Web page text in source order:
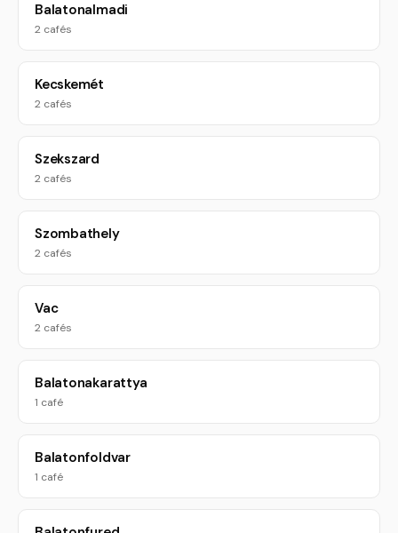
Balatonalmadi
2 cafés
Kecskemét
2 cafés
Szekszard
2 cafés
Szombathely
2 cafés
Vac
2 cafés
Balatonakarattya
1 café
Balatonfoldvar
1 café